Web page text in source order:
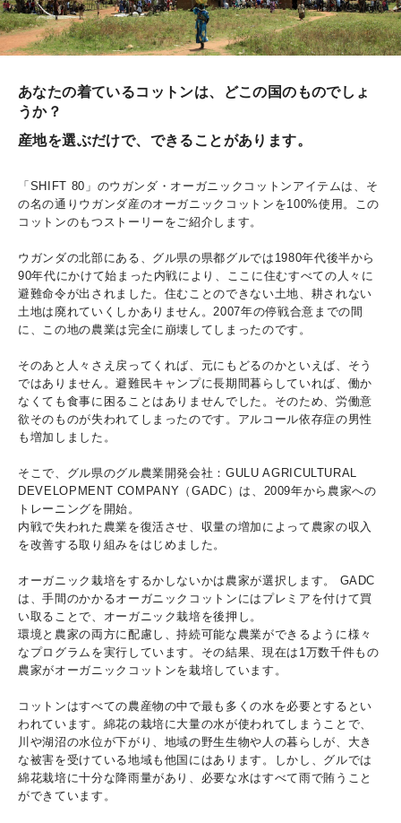
あなたの着ているコットンは、どこの国のものでしょ
うか？
産地を選ぶだけで、できることがあります。
「SHIFT 80」のウガンダ・オーガニックコットンアイテムは、そ
の名の通りウガンダ産のオーガニックコットンを100%使用。この
コットンのもつストーリーをご紹介します。
ウガンダの北部にある、グル県の県都グルでは1980年代後半から
90年代にかけて始まった内戦により、ここに住むすべての人々に
避難命令が出されました。住むことのできない土地、耕されない
土地は廃れていくしかありません。2007年の停戦合意までの間
に、この地の農業は完全に崩壊してしまったのです。
そのあと人々さえ戻ってくれば、元にもどるのかといえば、そう
ではありません。避難民キャンプに長期間暮らしていれば、働か
なくても食事に困ることはありませんでした。そのため、労働意
欲そのものが失われてしまったのです。アルコール依存症の男性
も増加しました。
そこで、グル県のグル農業開発会社：GULU AGRICULTURAL
DEVELOPMENT COMPANY（GADC）は、2009年から農家への
トレーニングを開始。
内戦で失われた農業を復活させ、収量の増加によって農家の収入
を改善する取り組みをはじめました。
オーガニック栽培をするかしないかは農家が選択します。 GADC
は、手間のかかるオーガニックコットンにはプレミアを付けて買
い取ることで、オーガニック栽培を後押し。
環境と農家の両方に配慮し、持続可能な農業ができるように様々
なプログラムを実行しています。その結果、現在は1万数千件もの
農家がオーガニックコットンを栽培しています。
コットンはすべての農産物の中で最も多くの水を必要とするとい
われています。綿花の栽培に大量の水が使われてしまうことで、
川や湖沼の水位が下がり、地域の野生生物や人の暮らしが、大き
な被害を受けている地域も他国にはあります。しかし、グルでは
綿花栽培に十分な降雨量があり、必要な水はすべて雨で賄うこと
ができています。